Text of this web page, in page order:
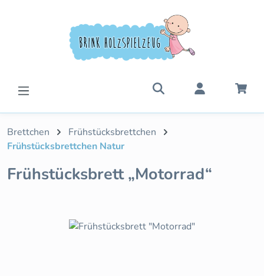
Brettchen
Frühstücksbrettchen
Frühstücksbrettchen Natur
Frühstücksbrett „Motorrad“
Bildergalerie überspringen